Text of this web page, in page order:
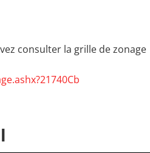
consulter la grille de zonage